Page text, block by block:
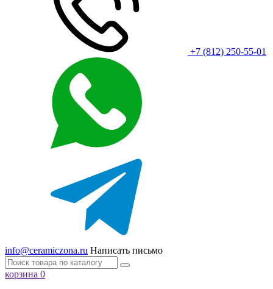
+7 (812) 250-55-01
info@ceramiczona.ru Написать письмо
корзина 0